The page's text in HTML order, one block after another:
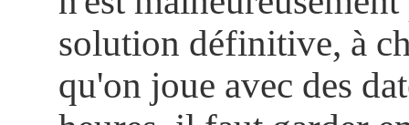
solution définitive, à
qu'on joue avec des